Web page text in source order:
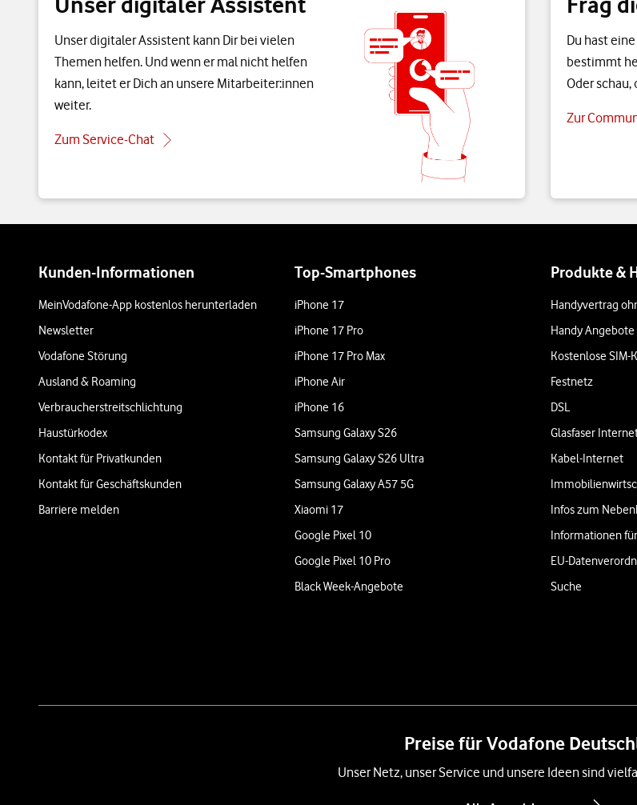
Unser digitaler Assistent kann Dir bei vielen
Themen helfen. Und wenn er mal nicht helfen
kann, leitet er Dich an unsere Mitarbeiter:innen
weiter.
Zum Service-Chat
Du hast
bestimmt
Oder schau,
Zur
Kunden-Informationen
MeinVodafone-App kostenlos herunterladen
Newsletter
Vodafone Störung
Ausland & Roaming
Verbraucherstreitschlichtung
Haustürkodex
Kontakt für Privatkunden
Kontakt für Geschäftskunden
Barriere melden
Top-Smartphones
iPhone 17
iPhone 17 Pro
iPhone 17 Pro Max
iPhone Air
iPhone 16
Samsung Galaxy S26
Samsung Galaxy S26 Ultra
Samsung Galaxy A57 5G
Xiaomi 17
Google Pixel 10
Google Pixel 10 Pro
Black Week-Angebote
Produkte &
Handyvertrag
Handy Angebote
Kostenlose SIM-
Festnetz
DSL
Glasfaser
Kabel-Internet
Infos zum
Informationen
EU-
Suche
Preise für Vodafone
Unser Netz, unser Service und unsere Ideen sind